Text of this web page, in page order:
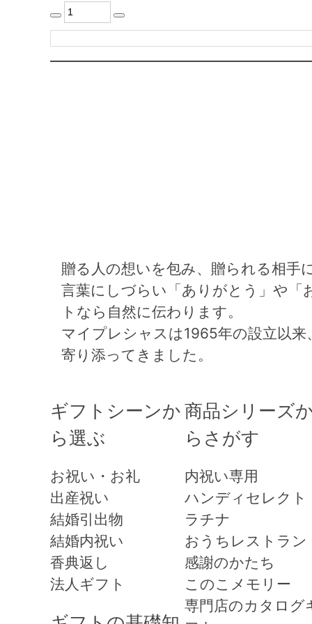
贈る人の想いを包み、贈られる相
言葉にしづらい「ありがとう」や
トなら自然に伝わります。
マイプレシャスは1965年の設立以
寄り添ってきました。
ギフトシーンか
ら選ぶ
お祝い・お礼
出産祝い
結婚引出物
結婚内祝い
香典返し
法人ギフト
商品シリーズ
らさがす
内祝い専用
ハンディセレクト
ラチナ
おうちレストラン
感謝のかたち
このこメモリー
専門店のカタログ